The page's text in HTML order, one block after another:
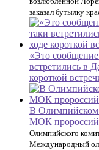
заказал бутылку
«Это
встретились в
короткой
В Олимпийском
МОК
Олимпийского
Международный